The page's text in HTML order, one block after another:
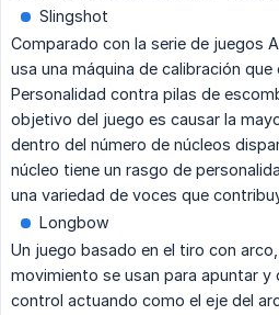
Slingshot
Comparado con la serie de juegos
usa una máquina de calibración
Personalidad contra pilas de
objetivo del juego es causar la
dentro del número de núcleos
núcleo tiene un rasgo de
una variedad de voces que
Longbow
Un juego basado en el tiro con
movimiento se usan para apuntar y
control actuando como el eje del